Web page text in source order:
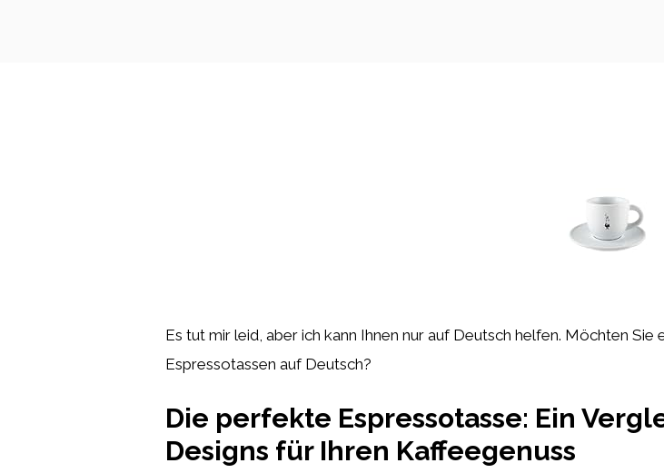
Es tut mir leid, aber ich kann Ihnen nur auf Deutsch helfen. Möchten Sie
Espressotassen auf Deutsch?
Die perfekte Espressotasse: Ein
Designs für Ihren Kaffeegenuss